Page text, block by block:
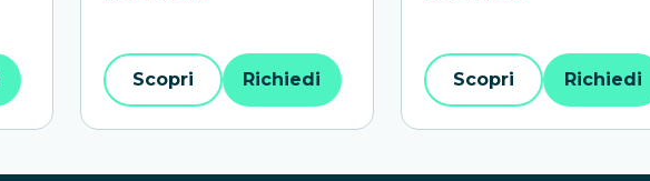
Scopri Richiedi Scopri Richiedi